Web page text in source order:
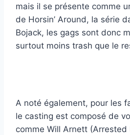
mais il se présente comme
de Horsin’ Around, la série
Bojack, les gags sont donc
surtout moins trash que le
A noté également, pour les
le casting est composé de
comme Will Arnett (Arrested